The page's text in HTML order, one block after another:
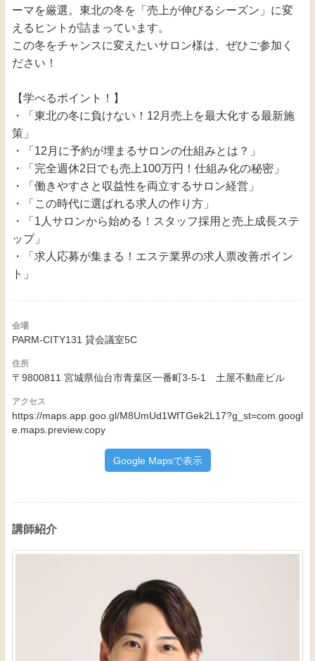
ーマを厳選。東北の冬を「売上が伸びるシーズン」に変
えるヒントが詰まっています。
この冬をチャンスに変えたいサロン様は、ぜひご参加く
ださい！
【学べるポイント！】
・「東北の冬に負けない！12月売上を最大化する最新施
策」
・「12月に予約が埋まるサロンの仕組みとは？」
・「完全週休2日でも売上100万円！仕組み化の秘密」
・「働きやすさと収益性を両立するサロン経営」
・「この時代に選ばれる求人の作り方」
・「1人サロンから始める！スタッフ採用と売上成長ステ
ップ」
・「求人応募が集まる！エステ業界の求人票改善ポイン
ト」
会場
PARM-CITY131 貸会議室5C
住所
〒9800811 宮城県仙台市青葉区一番町3-5-1 土屋不動産ビル
アクセス
https://maps.app.goo.gl/M8UmUd1WfTGek2L17?g_st=com.googl
e.maps.preview.copy
Google Mapsで表示
講師紹介